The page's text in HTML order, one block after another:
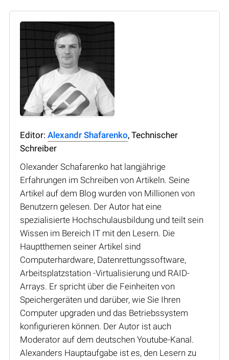
Editor: Alexandr Shafarenko, Technischer
Schreiber
Olexander Schafarenko hat langjährige
Erfahrungen im Schreiben von Artikeln. Seine
Artikel auf dem Blog wurden von Millionen von
Benutzern gelesen. Der Autor hat eine
spezialisierte Hochschulausbildung und teilt sein
Wissen im Bereich IT mit den Lesern. Die
Hauptthemen seiner Artikel sind
Computerhardware, Datenrettungssoftware,
Arbeitsplatzstation -Virtualisierung und RAID-
Arrays. Er spricht über die Feinheiten von
Speichergeräten und darüber, wie Sie Ihren
Computer upgraden und das Betriebssystem
konfigurieren können. Der Autor ist auch
Moderator auf dem deutschen Youtube-Kanal.
Alexanders Hauptaufgabe ist es, den Lesern zu